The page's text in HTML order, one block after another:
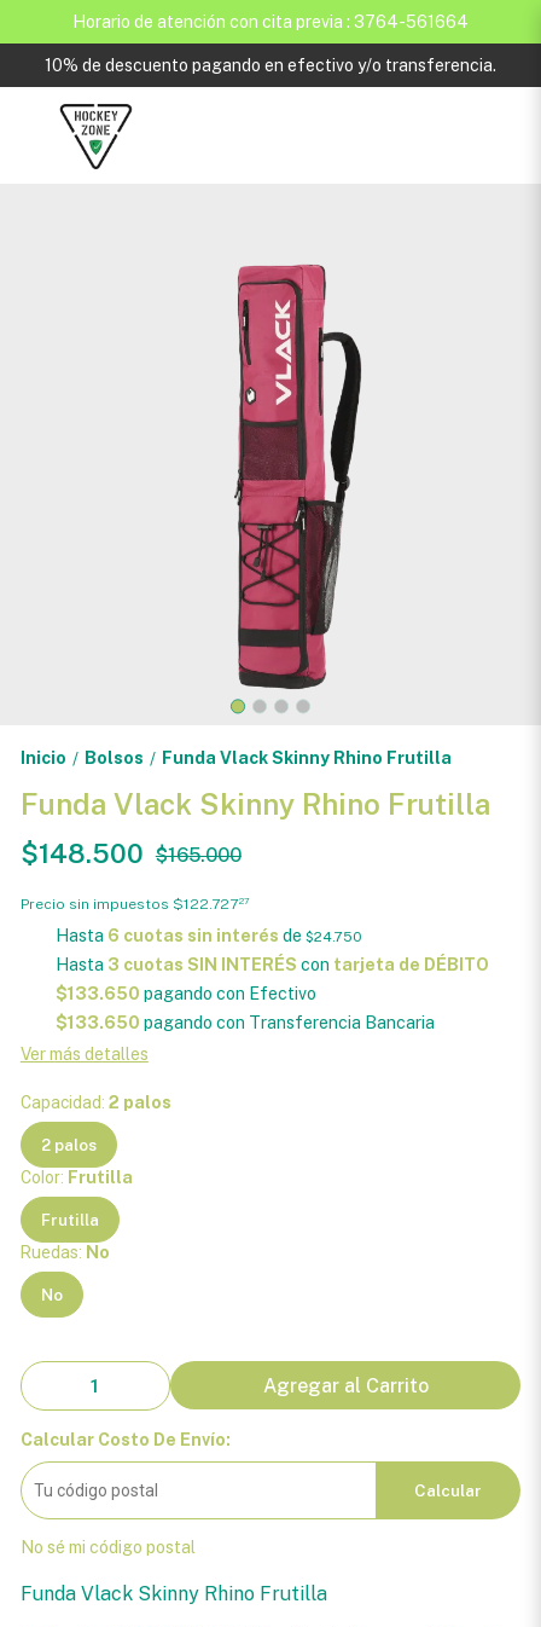
Horario de atención con cita previa : 3764-561664
10% de descuento pagando en efectivo y/o transferencia.
Inicio / Bolsos / Funda Vlack Skinny Rhino Frutilla
Funda Vlack Skinny Rhino Frutilla
$148.500 $165.000
Precio sin impuestos $122.72727
Hasta 6 cuotas sin interés de $24.750
Hasta 3 cuotas SIN INTERÉS con tarjeta de DÉBITO
$133.650 pagando con Efectivo
$133.650 pagando con Transferencia Bancaria
Ver más detalles
Capacidad: 2 palos
2 palos
Color: Frutilla
Frutilla
Ruedas: No
No
Agregar al Carrito
Calcular Costo De Envío:
Calcular
No sé mi código postal
Funda Vlack Skinny Rhino Frutilla